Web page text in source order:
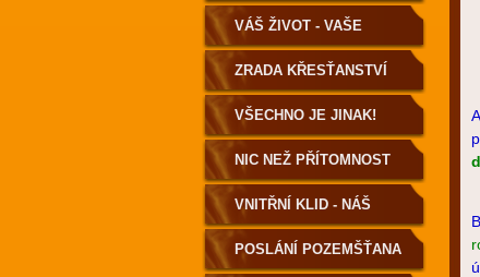
A NEMOCI?
VÁŠ ŽIVOT - VAŠE
VOLBA
ZRADA KŘESŤANSTVÍ
VŠECHNO JE JINAK!
NIC NEŽ PŘÍTOMNOST
VNITŘNÍ KLID - NÁŠ
DOMOV
POSLÁNÍ POZEMŠŤANA